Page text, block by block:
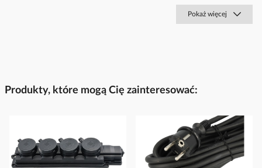
Pokaż więcej
Produkty, które mogą Cię zainteresować: